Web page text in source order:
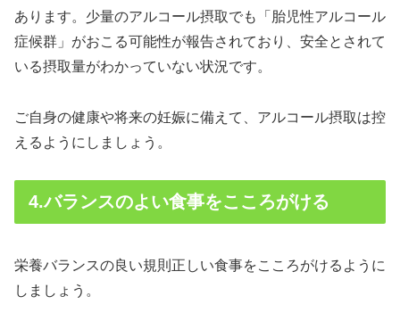
あります。少量のアルコール摂取でも「胎児性アルコール
症候群」がおこる可能性が報告されており、安全とされて
いる摂取量がわかっていない状況です。
ご自身の健康や将来の妊娠に備えて、アルコール摂取は控
えるようにしましょう。
4.バランスのよい食事をこころがける
栄養バランスの良い規則正しい食事をこころがけるように
しましょう。